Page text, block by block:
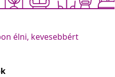
élni, kevesebbért